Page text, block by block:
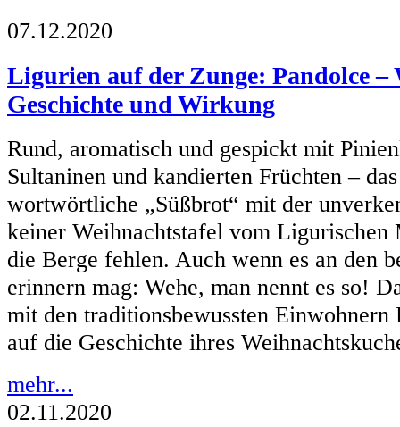
07.12.2020
Ligurien auf der Zunge: Pandolce –
Geschichte und Wirkung
Rund, aromatisch und gespickt mit
Sultaninen und kandierten Früchten –
wortwörtliche „Süßbrot“ mit der
keiner Weihnachtstafel vom Ligurischen
die Berge fehlen. Auch wenn es an den
erinnern mag: Wehe, man nennt es so!
mit den traditionsbewussten
auf die Geschichte ihres
mehr...
02.11.2020